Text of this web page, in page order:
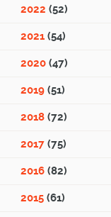
2022 (52)
2021 (54)
2020 (47)
2019 (51)
2018 (72)
2017 (75)
2016 (82)
2015 (61)